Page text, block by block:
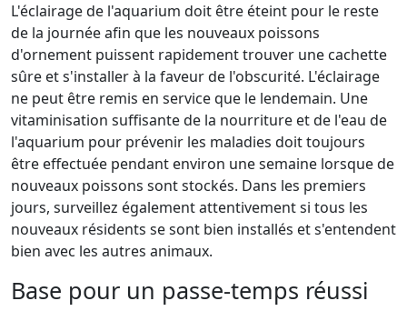
L'éclairage de l'aquarium doit être éteint pour le reste
de la journée afin que les nouveaux poissons
d'ornement puissent rapidement trouver une cachette
sûre et s'installer à la faveur de l'obscurité. L'éclairage
ne peut être remis en service que le lendemain. Une
vitaminisation suffisante de la nourriture et de l'eau de
l'aquarium pour prévenir les maladies doit toujours
être effectuée pendant environ une semaine lorsque de
nouveaux poissons sont stockés. Dans les premiers
jours, surveillez également attentivement si tous les
nouveaux résidents se sont bien installés et s'entendent
bien avec les autres animaux.
Base pour un passe-temps réussi